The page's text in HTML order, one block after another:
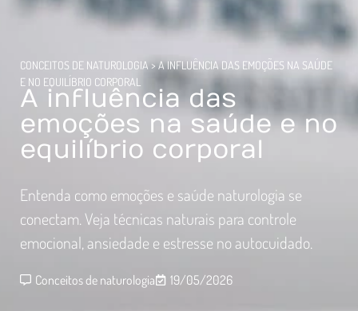
CONCEITOS DE NATUROLOGIA >A INFLUÊNCIA DAS EMOÇÕES NA SAÚDE
E NO EQUILÍBRIO CORPORAL
A influência das
emoções na saúde e no
equilíbrio corporal
Entenda como emoções e saúde naturologia se
conectam. Veja técnicas naturais para controle
emocional, ansiedade e estresse no autocuidado.
Conceitos de naturologia 19/05/2026